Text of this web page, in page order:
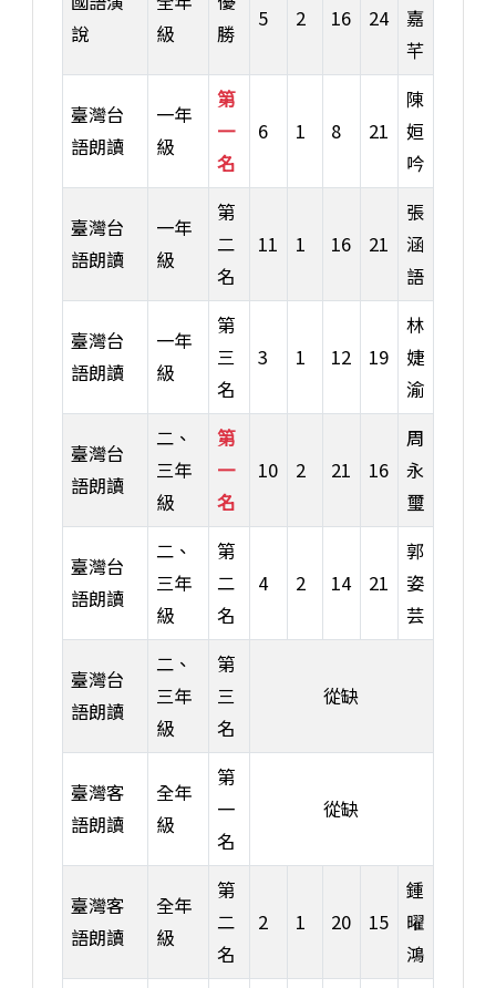
說
級
勝
5 2 16 24
嘉
芊
臺灣台
語朗讀
一年
級
第
一
名
6 1 8 21
陳
姮
吟
臺灣台
語朗讀
一年
級
第
二
名
11 1 16 21
張
涵
語
臺灣台
語朗讀
一年
級
第
三
名
3 1 12 19
林
婕
渝
臺灣台
語朗讀
二、
三年
級
第
一
名
10 2 21 16
周
永
璽
臺灣台
語朗讀
二、
三年
級
第
二
名
4 2 14 21
郭
姿
芸
臺灣台
語朗讀
二、
三年
級
第
三
名
從缺
臺灣客
語朗讀
全年
級
第
一
名
從缺
臺灣客
語朗讀
全年
級
第
二
名
2 1 20 15
鍾
曜
鴻